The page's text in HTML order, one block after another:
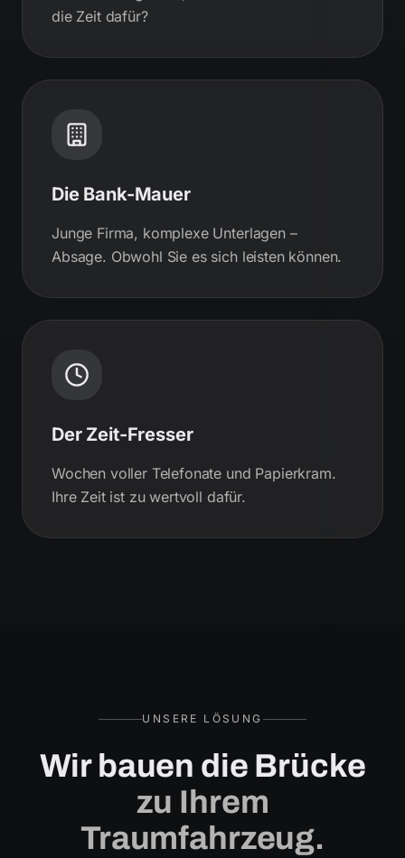
die Zeit dafür?
Die Bank-Mauer
Junge Firma, komplexe Unterlagen –
Absage. Obwohl Sie es sich leisten können.
Der Zeit-Fresser
Wochen voller Telefonate und Papierkram.
Ihre Zeit ist zu wertvoll dafür.
UNSERE LÖSUNG
Wir bauen die Brücke
zu Ihrem
Traumfahrzeug.